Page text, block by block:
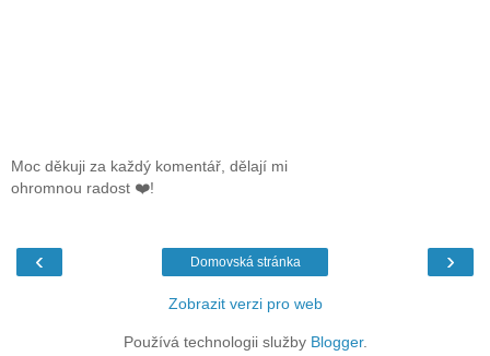
Moc děkuji za každý komentář, dělají mi
ohromnou radost ❤️!
‹ ›
Domovská stránka
Zobrazit verzi pro web
Používá technologii služby Blogger.